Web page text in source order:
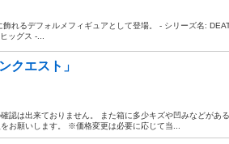
れるデフォルメフィギュアとして登場。 - シリーズ名:
ッグス -...
クエスト」
認は出来ておりません。 また箱に多少キズや凹みなどがあ
お願いします。 ※価格変更は必要に応じて当...